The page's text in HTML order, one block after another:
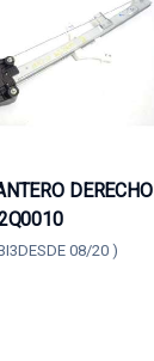
DERECHO
08/20 )